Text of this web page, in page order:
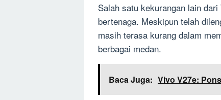
Salah satu kekurangan lain
bertenaga. Meskipun telah
masih terasa kurang dalam
berbagai medan.
Baca Juga: Vivo V27e: